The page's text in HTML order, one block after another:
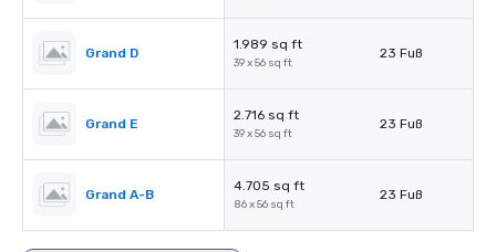
Grand D
1.989 sq ft
39 x 56 sq ft
23 Fuß
Grand E
2.716 sq ft
39 x 56 sq ft
23 Fuß
Grand A-B
4.705 sq ft
86 x 56 sq ft
23 Fuß